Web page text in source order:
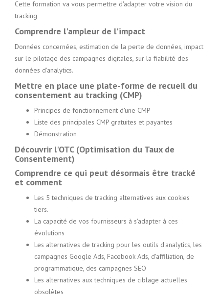
Cette formation va vous permettre d'adapter votre vision du
tracking
Comprendre l'ampleur de l'impact
Données concernées, estimation de la perte de données, impact
sur le pilotage des campagnes digitales, sur la fiabilité des
données d'analytics.
Mettre en place une plate-forme de recueil du
consentement au tracking (CMP)
Principes de fonctionnement d'une CMP
Liste des principales CMP gratuites et payantes
Démonstration
Découvrir l'OTC (Optimisation du Taux de
Consentement)
Comprendre ce qui peut désormais être tracké
et comment
Les 5 techniques de tracking alternatives aux cookies
tiers.
La capacité de vos fournisseurs à s'adapter à ces
évolutions
Les alternatives de tracking pour les outils d'analytics, les
campagnes Google Ads, Facebook Ads, d'affiliation, de
programmatique, des campagnes SEO
Les alternatives aux techniques de ciblage actuelles
obsolètes